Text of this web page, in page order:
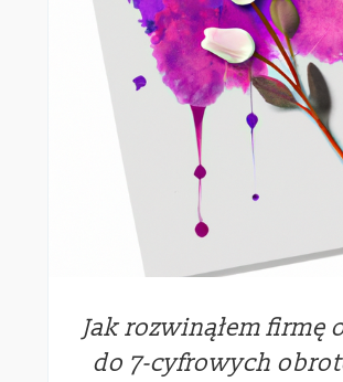
Jak rozwinąłem firmę
do 7-cyfrowych